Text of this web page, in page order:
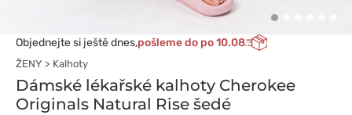
Objednejte si ještě dnes,pošleme do po 10.08
ŽENY Kalhoty
Dámské lékařské kalhoty Cherokee
Originals Natural Rise šedé